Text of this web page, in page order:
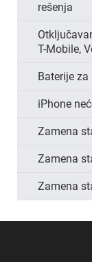
rešenja
T-Mobile,
Baterije
iPhone
Zamena
Zamena
Zamena